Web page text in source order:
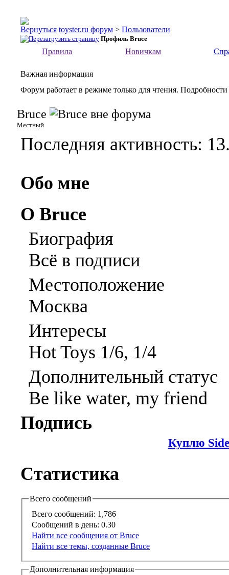
toyster.ru форум > Пользователи
Профиль Bruce
Правила Новичкам
Важная информация
Форум работает в режиме только для чтения.
Bruce
Местный
Последняя активность:
Обо мне
О Bruce
Биография
Всё в подписи
Местоположение
Москва
Интересы
Hot Toys 1/6, 1/4
Дополнительный статус
Be like water, my friend
Подпись
Куплю
Статистика
Всего сообщений
Всего сообщений: 1,786
Сообщений в день: 0.30
Найти все сообщения от Bruce
Найти все темы, созданные Bruce
Дополнительная информация